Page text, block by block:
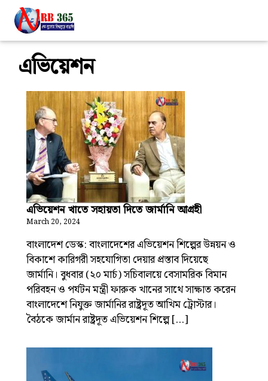
এভিয়েশন
এভিয়েশন খাতে সহায়তা দিতে জার্মানি আগ্রহী
March 20, 2024
বাংলাদেশ ডেস্ক: বাংলাদেশের এভিয়েশন শিল্পের উন্নয়ন ও
বিকাশে কারিগরী সহযোগিতা দেয়ার প্রস্তাব দিয়েছে
জার্মানি। বুধবার (২০ মার্চ) সচিবালয়ে বেসামরিক বিমান
পরিবহন ও পর্যটন মন্ত্রী ফারুক খানের সাথে সাক্ষাত করেন
বাংলাদেশে নিযুক্ত জার্মানির রাষ্ট্রদূত আখিম ট্রোস্টার।
বৈঠকে জার্মান রাষ্ট্রদূত এভিয়েশন শিল্পে […]